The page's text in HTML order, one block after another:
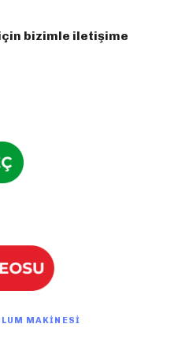
bizimle iletişime
MAKINESI